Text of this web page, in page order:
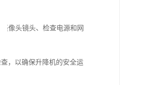
像头镜头、检查电源和网
，以确保升降机的安全运